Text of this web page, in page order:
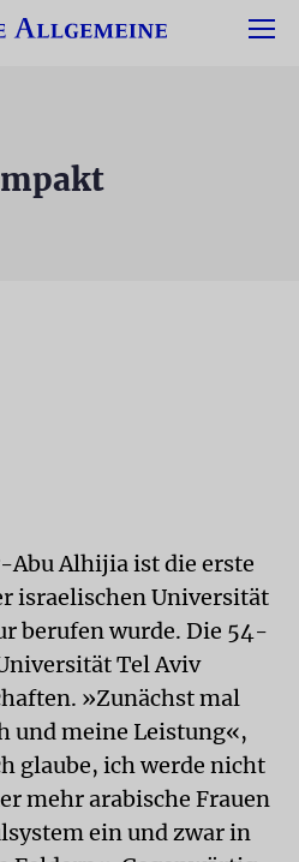
Abu Alhijia ist die erste
israelischen Universität
berufen wurde. Die 54-
Tel Aviv
»Zunächst mal
und meine Leistung«,
glaube, ich werde nicht
mehr arabische Frauen
ein und zwar in